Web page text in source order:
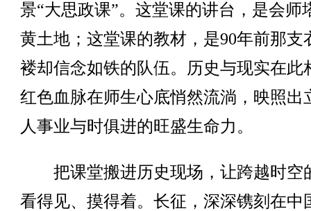
景“大思政课”。这堂课的讲台，是会师
黄土地；这堂课的教材，是90年前那支
褛却信念如铁的队伍。历史与现实在此
红色血脉在师生心底悄然流淌，映照出
人事业与时俱进的旺盛生命力。
把课堂搬进历史现场，让跨越时空
看得见、摸得着。长征，深深镌刻在中